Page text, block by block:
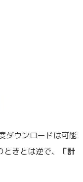
ダウンロードは可能
きとは逆で、
「計